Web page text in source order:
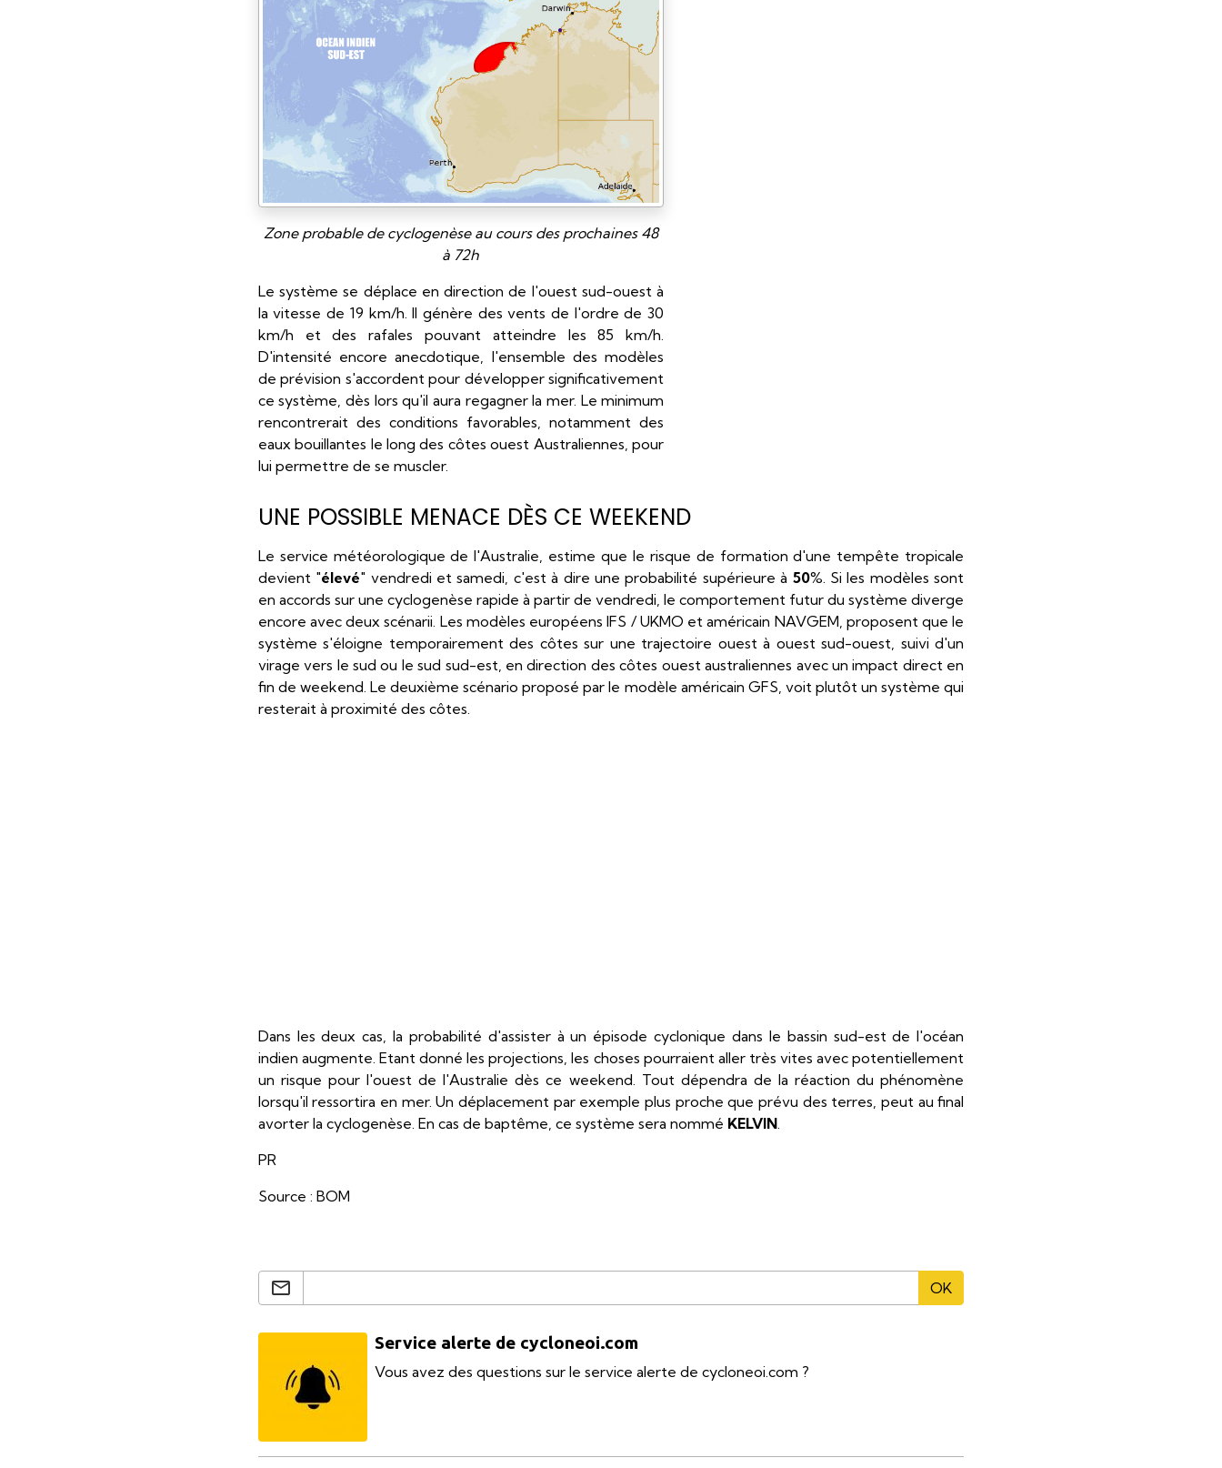
Zone probable de cyclogenèse au cours des prochaines 48
à 72h
Le système se déplace en direction de l'ouest sud-ouest à
la vitesse de 19 km/h. Il génère des vents de l'ordre de 30
km/h et des rafales pouvant atteindre les 85 km/h.
D'intensité encore anecdotique, l'ensemble des modèles
de prévision s'accordent pour développer significativement
ce système, dès lors qu'il aura regagner la mer. Le minimum
rencontrerait des conditions favorables, notamment des
eaux bouillantes le long des côtes ouest Australiennes, pour
lui permettre de se muscler.
UNE POSSIBLE MENACE DÈS CE WEEKEND
Le service météorologique de l'Australie, estime que le risque de formation d'une tempête tropicale
devient "élevé" vendredi et samedi, c'est à dire une probabilité supérieure à 50%. Si les modèles sont
en accords sur une cyclogenèse rapide à partir de vendredi, le comportement futur du système diverge
encore avec deux scénarii. Les modèles européens IFS / UKMO et américain NAVGEM, proposent que le
système s'éloigne temporairement des côtes sur une trajectoire ouest à ouest sud-ouest, suivi d'un
virage vers le sud ou le sud sud-est, en direction des côtes ouest australiennes avec un impact direct en
fin de weekend. Le deuxième scénario proposé par le modèle américain GFS, voit plutôt un système qui
resterait à proximité des côtes.
Dans les deux cas, la probabilité d'assister à un épisode cyclonique dans le bassin sud-est de l'océan
indien augmente. Etant donné les projections, les choses pourraient aller très vites avec potentiellement
un risque pour l'ouest de l'Australie dès ce weekend. Tout dépendra de la réaction du phénomène
lorsqu'il ressortira en mer. Un déplacement par exemple plus proche que prévu des terres, peut au final
avorter la cyclogenèse. En cas de baptême, ce système sera nommé KELVIN.
PR
Source : BOM
OK
Service alerte de cycloneoi.com
Vous avez des questions sur le service alerte de cycloneoi.com ?